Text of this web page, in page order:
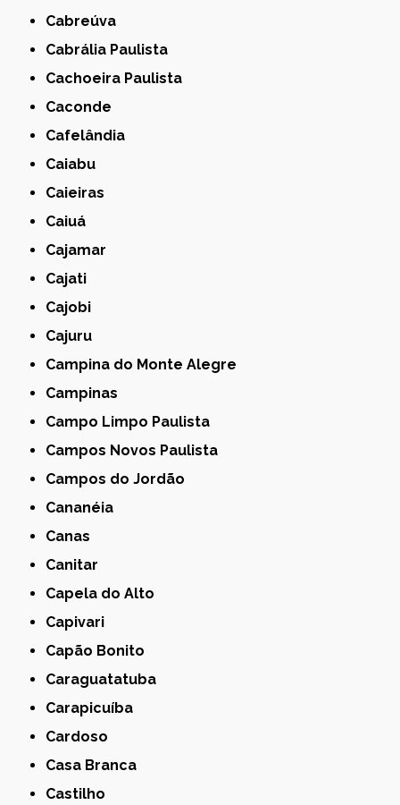
Cabreúva
Cabrália Paulista
Cachoeira Paulista
Caconde
Cafelândia
Caiabu
Caieiras
Caiuá
Cajamar
Cajati
Cajobi
Cajuru
Campina do Monte Alegre
Campinas
Campo Limpo Paulista
Campos Novos Paulista
Campos do Jordão
Cananéia
Canas
Canitar
Capela do Alto
Capivari
Capão Bonito
Caraguatatuba
Carapicuíba
Cardoso
Casa Branca
Castilho